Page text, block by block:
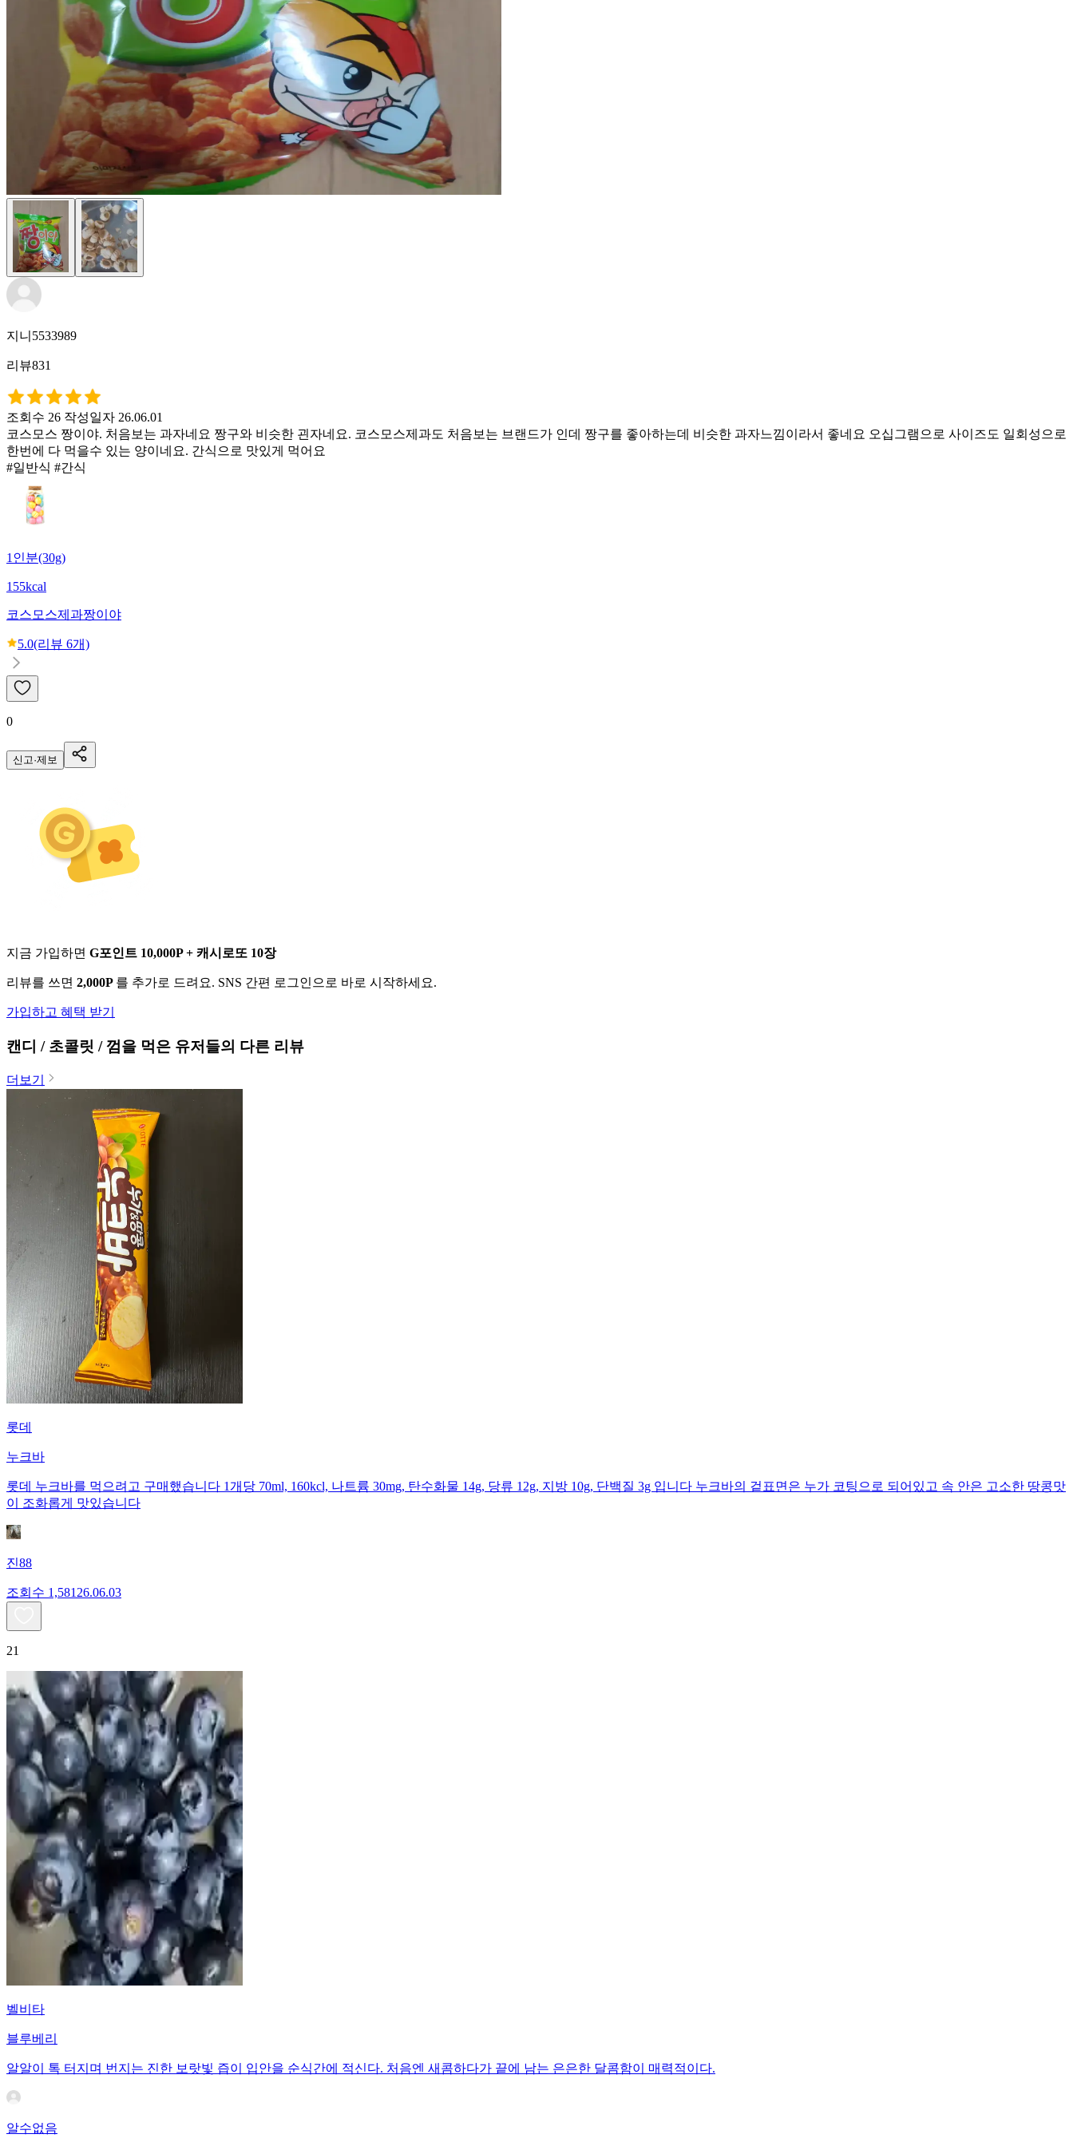
지니5533989
리뷰831
조회수 26 작성일자 26.06.01
코스모스 짱이야. 처음보는 과자네요 짱구와 비슷한 괸자네요. 코스모스제과도 처음보는 브랜드가 인데 짱구를 좋아하는데 비슷한 과자느낌이라서 좋네요 오십그램으로 사이즈도 일회성으로
한번에 다 먹을수 있는 양이네요. 간식으로 맛있게 먹어요
#일반식 #간식
1인분(30g)
155kcal
코스모스제과짱이야
5.0(리뷰 6개)
0
신고·제보
지금 가입하면 G포인트 10,000P + 캐시로또 10장
리뷰를 쓰면 2,000P 를 추가로 드려요. SNS 간편 로그인으로 바로 시작하세요.
가입하고 혜택 받기
캔디 / 초콜릿 / 껌을 먹은 유저들의 다른 리뷰
더보기
롯데
누크바
롯데 누크바를 먹으려고 구매했습니다 1개당 70ml, 160kcl, 나트륨 30mg, 탄수화물 14g, 당류 12g, 지방 10g, 단백질 3g 입니다 누크바의 겉표면은 누가 코팅으로 되어있고 속 안은 고소한 땅콩맛
이 조화롭게 맛있습니다
진88
조회수 1,581 26.06.03
21
벨비타
블루베리
알알이 톡 터지며 번지는 진한 보랏빛 즙이 입안을 순식간에 적신다. 처음엔 새콤하다가 끝에 남는 은은한 달콤함이 매력적이다.
알수없음